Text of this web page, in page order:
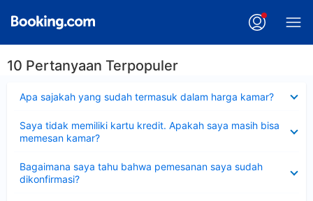
10 Pertanyaan Terpopuler
Apa sajakah yang sudah termasuk dalam harga kamar?
Saya tidak memiliki kartu kredit. Apakah saya masih bisa
memesan kamar?
Bagaimana saya tahu bahwa pemesanan saya sudah
dikonfirmasi?